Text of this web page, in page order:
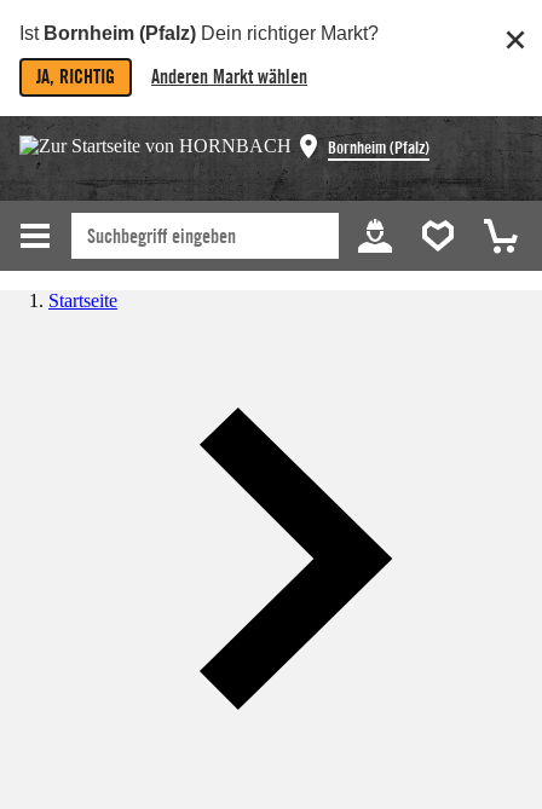
Ist Bornheim (Pfalz) Dein richtiger Markt?
JA, RICHTIG Anderen Markt wählen
Bornheim (Pfalz)
Startseite